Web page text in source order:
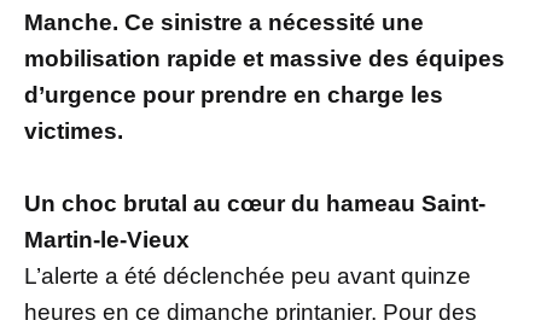
Manche. Ce sinistre a nécessité une
mobilisation rapide et massive des équipes
d’urgence pour prendre en charge les
victimes.
Un choc brutal au cœur du hameau Saint-
Martin-le-Vieux
L’alerte a été déclenchée peu avant quinze
heures en ce dimanche printanier. Pour des